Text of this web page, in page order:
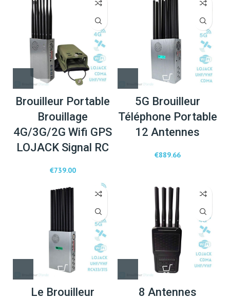
Brouilleur Portable
Brouillage
4G/3G/2G Wifi GPS
LOJACK Signal RC
€739.00
5G Brouilleur
Téléphone Portable
12 Antennes
€889.66
Le Brouilleur
8 Antennes